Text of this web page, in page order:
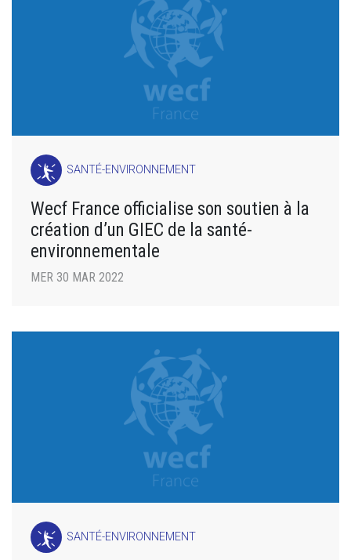
SANTÉ-ENVIRONNEMENT
Wecf France officialise son soutien à la
création d’un GIEC de la santé-
environnementale
MER 30 MAR 2022
SANTÉ-ENVIRONNEMENT